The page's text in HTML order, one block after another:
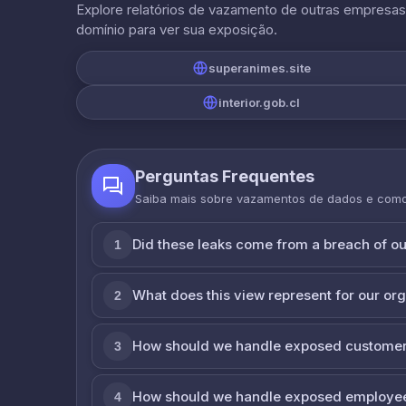
Explore relatórios de vazamento de outras
domínio para ver sua exposição.
superanimes.site
interior.gob.cl
Perguntas Frequentes
Saiba mais sobre vazamentos de dados e
1 Did these leaks come from a breach of
2 What does this view represent for our
3 How should we handle exposed
4 How should we handle exposed